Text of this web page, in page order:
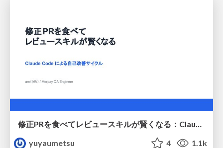
修正PRを食べてレビュースキルが賢くなる：Claude Codeによる自己改善サイクル
yuyaumetsu
4 1.1k